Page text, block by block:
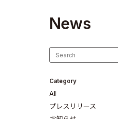
News
Category
All
プレスリリース